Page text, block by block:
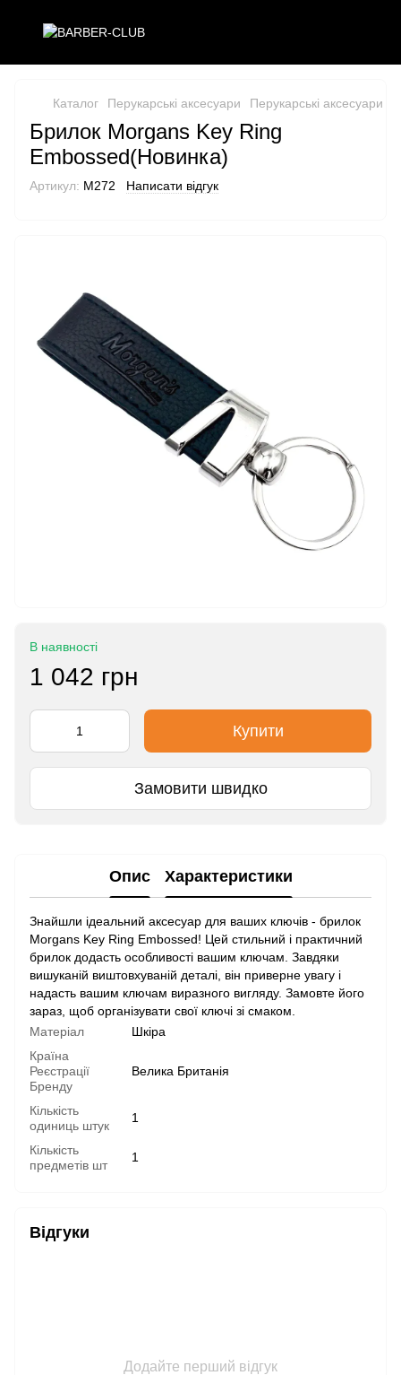
Каталог Перукарські аксесуари Перукарські аксесуари
Брилок Morgans Key Ring
Embossed(Новинка)
Артикул: M272 Написати відгук
В наявності
1 042 грн
Купити
Замовити швидко
Опис Характеристики
Знайшли ідеальний аксесуар для ваших ключів - брилок
Morgans Key Ring Embossed! Цей стильний і практичний
брилок додасть особливості вашим ключам. Завдяки
вишуканій виштовхуваній деталі, він приверне увагу і
надасть вашим ключам виразного вигляду. Замовте його
зараз, щоб організувати свої ключі зі смаком.
Матеріал
Шкіра
Країна
Реєстрації
Бренду
Велика Британія
Кількість
одиниць штук
1
Кількість
предметів шт
1
Відгуки
Додайте перший відгук